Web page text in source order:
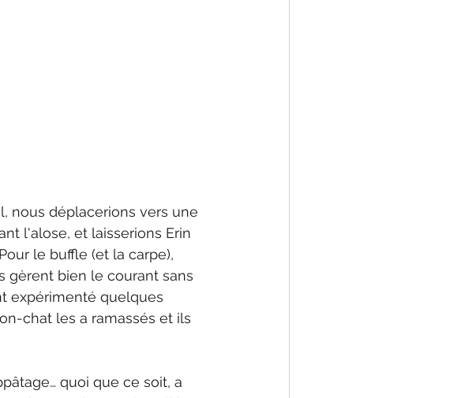
nous déplacerions vers une
l'alose, et laisserions Erin
le buffle (et la carpe),
gèrent bien le courant sans
expérimenté quelques
chat les a ramassés et ils
quoi que ce soit, a